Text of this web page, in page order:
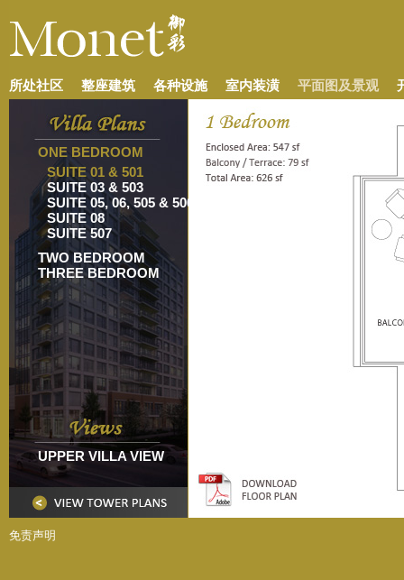
所处社区 整座建筑 各种设施 室内装潢 平面图及景观
ONE BEDROOM
SUITE 01 & 501
SUITE 03 & 503
SUITE 05, 06, 505 & 506
SUITE 08
SUITE 507
TWO BEDROOM
THREE BEDROOM
UPPER VILLA VIEW
免责声明